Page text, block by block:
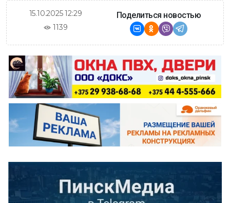
15.10.2025 12:29
1139
Поделиться новостью